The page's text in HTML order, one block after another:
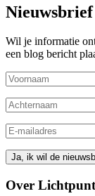
Nieuwsbrief
Wil je informatie
een blog bericht
Over